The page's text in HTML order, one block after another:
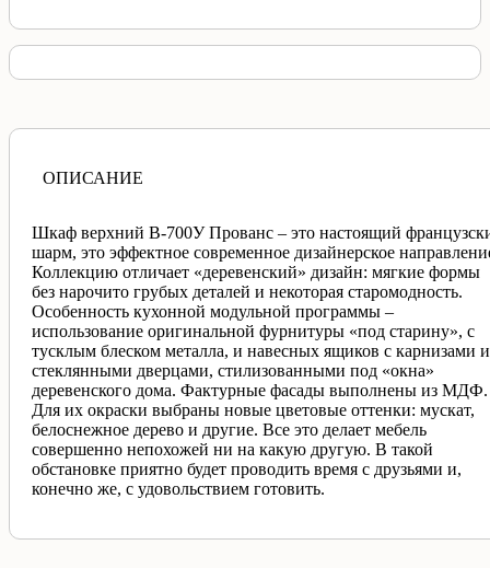
ОПИСАНИЕ
Шкаф верхний В-700У Прованс – это настоящий
шарм, это эффектное современное дизайнерское
Коллекцию отличает «деревенский» дизайн: мягкие формы
без нарочито грубых деталей и некоторая старомодность.
Особенность кухонной модульной программы –
использование оригинальной фурнитуры «под старину», с
тусклым блеском металла, и навесных ящиков с карнизами и
стеклянными дверцами, стилизованными под «окна»
деревенского дома. Фактурные фасады выполнены из МДФ.
Для их окраски выбраны новые цветовые оттенки: мускат,
белоснежное дерево и другие. Все это делает мебель
совершенно непохожей ни на какую другую. В такой
обстановке приятно будет проводить время с друзьями и,
конечно же, с удовольствием готовить.